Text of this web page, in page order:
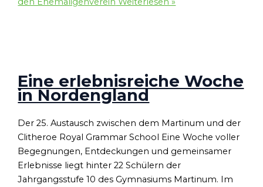
Eine erlebnisreiche Woche
in Nordengland
Der 25. Austausch zwischen dem Martinum und der
Clitheroe Royal Grammar School Eine Woche voller
Begegnungen, Entdeckungen und gemeinsamer
Erlebnisse liegt hinter 22 Schülern der
Jahrgangsstufe 10 des Gymnasiums Martinum. Im